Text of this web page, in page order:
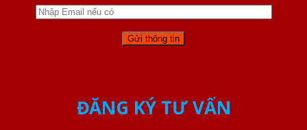
ĐĂNG KÝ TƯ VẤN